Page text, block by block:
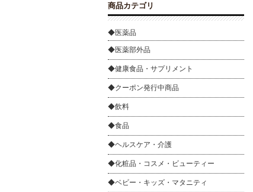
商品カテゴリ
◆医薬品
◆医薬部外品
◆健康食品・サプリメント
◆クーポン発行中商品
◆飲料
◆食品
◆ヘルスケア・介護
◆化粧品・コスメ・ビューティー
◆ベビー・キッズ・マタニティ